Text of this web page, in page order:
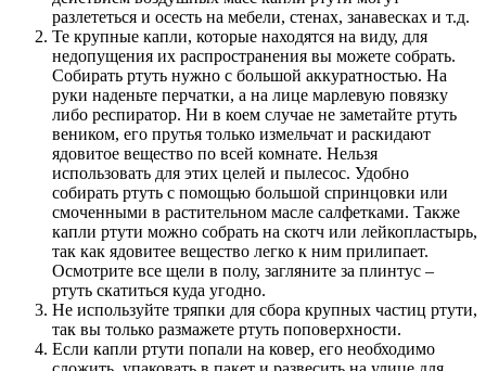
разлететься и осесть на мебели, стенах, занавесках и т.д.
Те крупные капли, которые находятся на виду, для
недопущения их распространения вы можете собрать.
Собирать ртуть нужно с большой аккуратностью. На
руки наденьте перчатки, а на лице марлевую повязку
либо респиратор. Ни в коем случае не заметайте ртуть
веником, его прутья только измельчат и раскидают
ядовитое вещество по всей комнате. Нельзя
использовать для этих целей и пылесос. Удобно
собирать ртуть с помощью большой спринцовки или
смоченными в растительном масле салфетками. Также
капли ртути можно собрать на скотч или лейкопластырь,
так как ядовитее вещество легко к ним прилипает.
Осмотрите все щели в полу, загляните за плинтус –
ртуть скатиться куда угодно.
Не используйте тряпки для сбора крупных частиц ртути,
так вы только размажете ртуть поповерхности.
Если капли ртути попали на ковер, его необходимо